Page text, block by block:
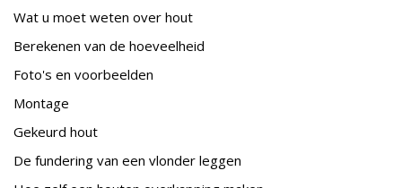
Wat u moet weten over hout
Berekenen van de hoeveelheid
Foto's en voorbeelden
Montage
Gekeurd hout
De fundering van een vlonder leggen